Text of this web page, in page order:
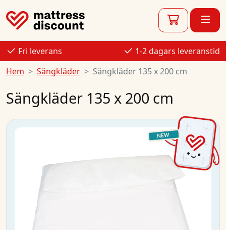
Fri leverans
1-2 dagars leveranstid
Hem
Sängkläder Sängkläder 135 x 200 cm
Sängkläder 135 x 200 cm